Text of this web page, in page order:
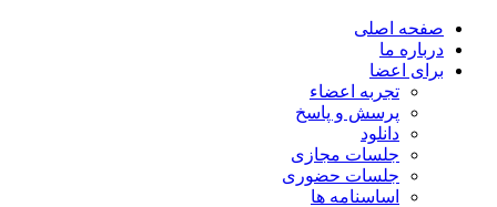
صفحه اصلی
درباره ما
برای اعضا
تجربه اعضاء
پرسش و پاسخ
دانلود
جلسات مجازی
جلسات حضوری
اساسنامه ها